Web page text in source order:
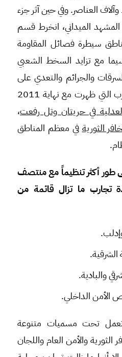
بـــ 500 ضابط وآلاف العناصر. وفي حين آثر جزء
الميداني، انخرط قسم
سيطرة فصائل المقاومة
مع تزايد السخط الشعبي
والجرائم والتعدي على
الأملاك العامة. ومن التجارب التي ظهرت مع نهاية 2011
في حريتان وتل رفعت،
الثورية في معظم المناطق
طور أكثر تنظيماً مع منتصف
تجارب ما تزال قائمة من
الشرقية.
والبادية.
الأمن الداخلي.
تعمل تحت مسميات متنوعة
والأمن العام واللجان